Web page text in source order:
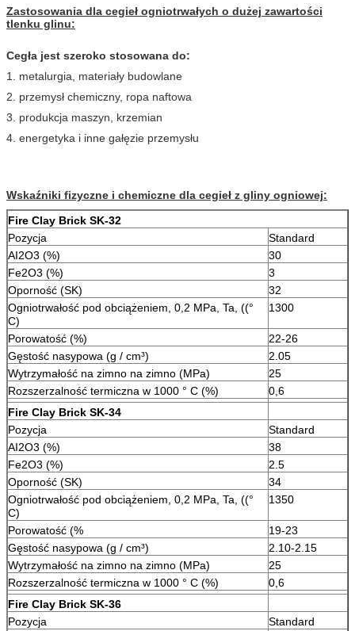
Zastosowania dla cegieł ogniotrwałych o dużej zawartości
tlenku glinu:
Cegła jest szeroko stosowana do:
1. metalurgia, materiały budowlane
2. przemysł chemiczny, ropa naftowa
3. produkcja maszyn, krzemian
4. energetyka i inne gałęzie przemysłu
Wskaźniki fizyczne i chemiczne dla cegieł z gliny ogniowej:
Fire Clay Brick SK-32
Pozycja
Standard
AI2O3 (%)
30
Fe2O3 (%)
3
Oporność (SK)
32
Ogniotrwałość pod obciążeniem, 0,2 MPa, Ta, ((°
C)
1300
Porowatość (%)
22-26
Gęstość nasypowa (g / cm³)
2.05
Wytrzymałość na zimno na zimno (MPa)
25
Rozszerzalność termiczna w 1000 ° C (%)
0,6
Fire Clay Brick SK-34
Pozycja
Standard
AI2O3 (%)
38
Fe2O3 (%)
2.5
Oporność (SK)
34
Ogniotrwałość pod obciążeniem, 0,2 MPa, Ta, ((°
C)
1350
Porowatość (%
19-23
Gęstość nasypowa (g / cm³)
2.10-2.15
Wytrzymałość na zimno na zimno (MPa)
25
Rozszerzalność termiczna w 1000 ° C (%)
0,6
Fire Clay Brick SK-36
Pozycja
Standard